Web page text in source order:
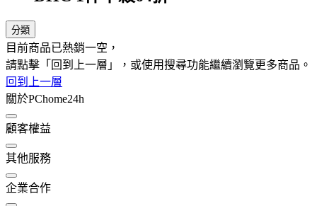
分類
目前商品已熱銷一空，
請點擊「回到上一層」，或使用搜尋功能繼續瀏覽更多商品。
回到上一層
關於PChome24h
顧客權益
其他服務
企業合作